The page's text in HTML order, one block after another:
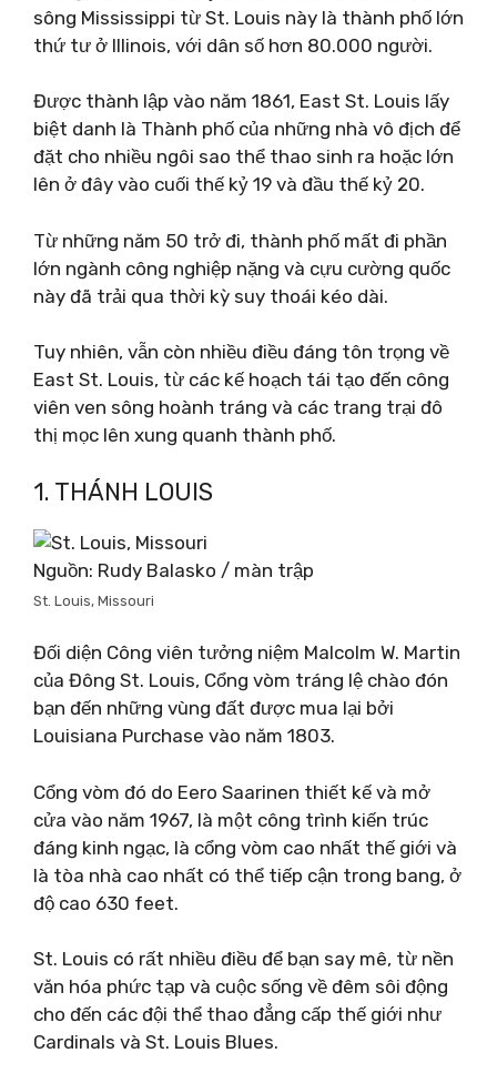
sông Mississippi từ St. Louis này là thành phố lớn
thứ tư ở Illinois, với dân số hơn 80.000 người.
Được thành lập vào năm 1861, East St. Louis lấy
biệt danh là Thành phố của những nhà vô địch để
đặt cho nhiều ngôi sao thể thao sinh ra hoặc lớn
lên ở đây vào cuối thế kỷ 19 và đầu thế kỷ 20.
Từ những năm 50 trở đi, thành phố mất đi phần
lớn ngành công nghiệp nặng và cựu cường quốc
này đã trải qua thời kỳ suy thoái kéo dài.
Tuy nhiên, vẫn còn nhiều điều đáng tôn trọng về
East St. Louis, từ các kế hoạch tái tạo đến công
viên ven sông hoành tráng và các trang trại đô
thị mọc lên xung quanh thành phố.
1. THÁNH LOUIS
Nguồn: Rudy Balasko / màn trập
St. Louis, Missouri
Đối diện Công viên tưởng niệm Malcolm W. Martin
của Đông St. Louis, Cổng vòm tráng lệ chào đón
bạn đến những vùng đất được mua lại bởi
Louisiana Purchase vào năm 1803.
Cổng vòm đó do Eero Saarinen thiết kế và mở
cửa vào năm 1967, là một công trình kiến ​​trúc
đáng kinh ngạc, là cổng vòm cao nhất thế giới và
là tòa nhà cao nhất có thể tiếp cận trong bang, ở
độ cao 630 feet.
St. Louis có rất nhiều điều để bạn say mê, từ nền
văn hóa phức tạp và cuộc sống về đêm sôi động
cho đến các đội thể thao đẳng cấp thế giới như
Cardinals và St. Louis Blues.